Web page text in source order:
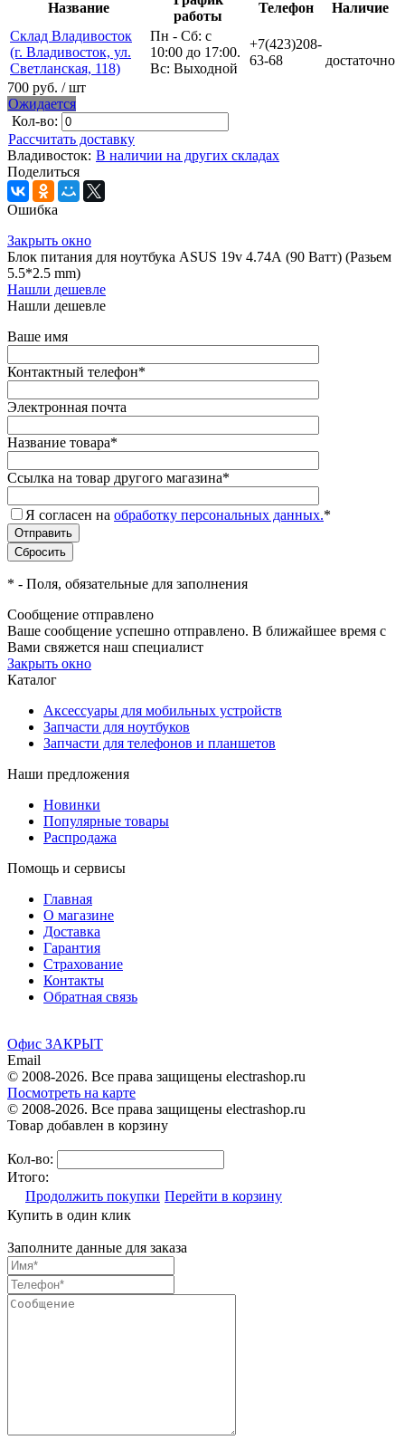
Название
работы
Телефон
Наличие
Склад Владивосток
(г. Владивосток, ул.
Светланская, 118)
Пн - Сб: с
10:00 до 17:00.
Вс: Выходной
+7(423)208-
63-68
достаточно
700 руб. / шт
Ожидается
Кол-во:
Рассчитать доставку
Владивосток: В наличии на других складах
Поделиться
Ошибка
Закрыть окно
Блок питания для ноутбука ASUS 19v 4.74А (90 Ватт) (Разьем
5.5*2.5 mm)
Нашли дешевле
Нашли дешевле
Ваше имя
Контактный телефон*
Электронная почта
Название товара*
Ссылка на товар другого магазина*
Я согласен на обработку персональных данных.*
* - Поля, обязательные для заполнения
Сообщение отправлено
Ваше сообщение успешно отправлено. В ближайшее время с
Вами свяжется наш специалист
Закрыть окно
Каталог
Аксессуары для мобильных устройств
Запчасти для ноутбуков
Запчасти для телефонов и планшетов
Наши предложения
Новинки
Популярные товары
Распродажа
Помощь и сервисы
Главная
О магазине
Доставка
Гарантия
Страхование
Контакты
Обратная связь
Офис ЗАКРЫТ
Email
© 2008-2026. Все права защищены electrashop.ru
Посмотреть на карте
© 2008-2026. Все права защищены electrashop.ru
Товар добавлен в корзину
Кол-во:
Итого:
Продолжить покупки Перейти в корзину
Купить в один клик
Заполните данные для заказа